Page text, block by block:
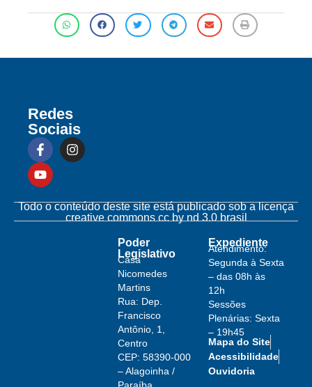
Redes
Sociais
Todo o conteúdo deste site está publicado sob a licença
creative commons cc by nd 3.0 brasil
Poder
Legislativo
Casa
Nicomedes
Martins
Rua: Dep.
Francisco
Antônio, 1,
Centro
CEP: 58390-000
– Alagoinha /
Paraíba
Expediente
Atendimento:
Segunda à Sexta
– das 08h às
12h
Sessões
Plenárias: Sexta
– 19h45
Mapa do Site
Acessibilidade
Ouvidoria